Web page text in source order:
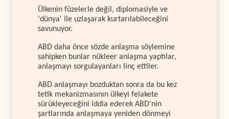
Ülkenin füzelerle değil, diplomasiyle ve
'dünya' ile uzlaşarak kurtarılabileceğini
savunuyor.
ABD daha önce sözde anlaşma söylemine
sahipken bunlar nükleer anlaşma yaptılar,
anlaşmayı sorgulayanları linç ettiler.
ABD anlaşmayı bozduktan sonra da bu kez
tetik mekanizmasının ülkeyi felakete
sürükleyeceğini iddia ederek ABD'nin
şartlarında anlaşmaya yeniden dönmeyi